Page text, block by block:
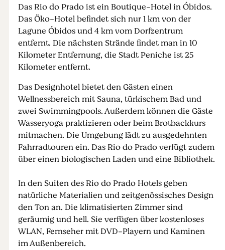
Das Rio do Prado ist ein Boutique-Hotel in Óbidos.
Das Öko-Hotel befindet sich nur 1 km von der
Lagune Óbidos und 4 km vom Dorfzentrum
entfernt. Die nächsten Strände findet man in 10
Kilometer Entfernung, die Stadt Peniche ist 25
Kilometer entfernt.
Das Designhotel bietet den Gästen einen
Wellnessbereich mit Sauna, türkischem Bad und
zwei Swimmingpools. Außerdem können die Gäste
Wasseryoga praktizieren oder beim Brotbackkurs
mitmachen. Die Umgebung lädt zu ausgedehnten
Fahrradtouren ein. Das Rio do Prado verfügt zudem
über einen biologischen Laden und eine Bibliothek.
In den Suiten des Rio do Prado Hotels geben
natürliche Materialien und zeitgenössisches Design
den Ton an. Die klimatisierten Zimmer sind
geräumig und hell. Sie verfügen über kostenloses
WLAN, Fernseher mit DVD-Playern und Kaminen
im Außenbereich.